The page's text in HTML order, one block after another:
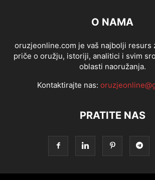
O NAMA
oruzjeonline.com je vaš najbolji resurs
priče o oružju, istoriji, analitici i svim
oblasti naoružanja.
Kontaktirajte nas:
PRATITE NAS